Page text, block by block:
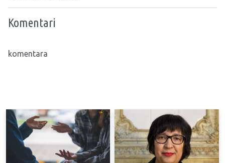
Komentari
komentara